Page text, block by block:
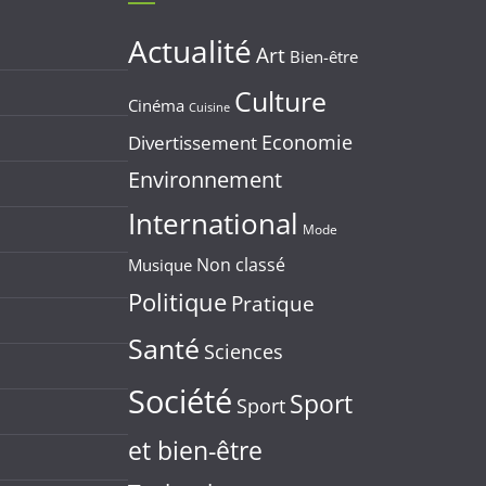
ActualitéArt Bien-être
Cinéma Cuisine Culture
Divertissement Economie
Environnement
International Mode
Musique Non classé
Politique Pratique
Santé Sciences
Société Sport Sport
et bien-être